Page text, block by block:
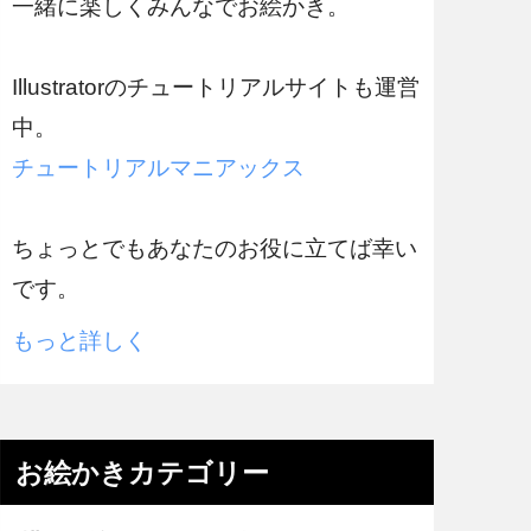
一緒に楽しくみんなでお絵かき。
Illustratorのチュートリアルサイトも運営
中。
チュートリアルマニアックス
ちょっとでもあなたのお役に立てば幸い
です。
もっと詳しく
お絵かきカテゴリー